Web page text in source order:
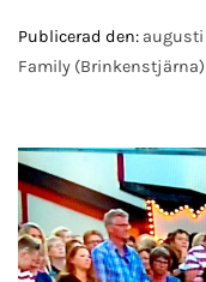
Publicerad den: augusti
Family (Brinkenstjärna)